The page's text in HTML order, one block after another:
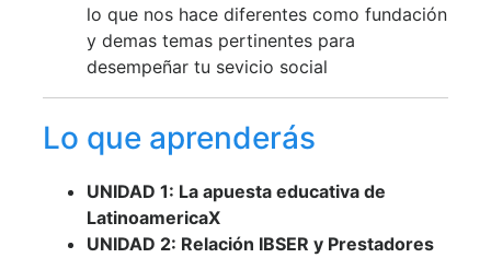
lo que nos hace diferentes como fundación
y demas temas pertinentes para
desempeñar tu sevicio social
Lo que aprenderás
UNIDAD 1: La apuesta educativa de
LatinoamericaX
UNIDAD 2: Relación IBSER y Prestadores